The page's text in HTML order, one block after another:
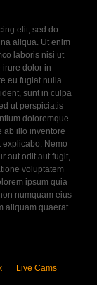
elit, sed do
aliqua. Ut enim
laboris nisi ut
irure dolor in
eu fugiat nulla
sunt in culpa
ut perspiciatis
doloremque
ab illo inventore
explicabo. Nemo
aut odit aut fugit,
voluptatem
ipsum quia
numquam eius
aliquam quaerat
Live Cams